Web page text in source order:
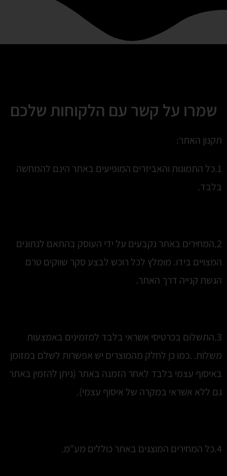
שמרו על קשר עם הלקוחות שלכם
תקנון האתר:
1.כל התמונות והאביזרים המופיעים באתר הינם להמחשה
בלבד.
2.המחירים באתר נקבעים על ידי העוסק בהתאם לנתונים
המצויים בידו. מומלץ לכל רוכש לבצע סקר שווקים טרם
הגשת קנייה דרך האתר.
3.התשלום בכרטיסי אשראי בלבד למזמינים באמצעות
משלוח. .כמו כן לחלק מהמוצרים יש אפשרות לשלם במזומן
באיסוף עצמי בלבד לאחר הזמנה באתר (ניתן להזמין באתר
גם ללא אשראי במקרה של איסוף עצמי).
4.כל המחירים המוצגים באתר כוללים מע"מ.